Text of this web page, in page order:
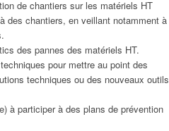
de chantiers sur les matériels HT
des chantiers, en veillant notamment à
des pannes des matériels HT.
pour mettre au point des
techniques ou des nouveaux outils
à participer à des plans de prévention